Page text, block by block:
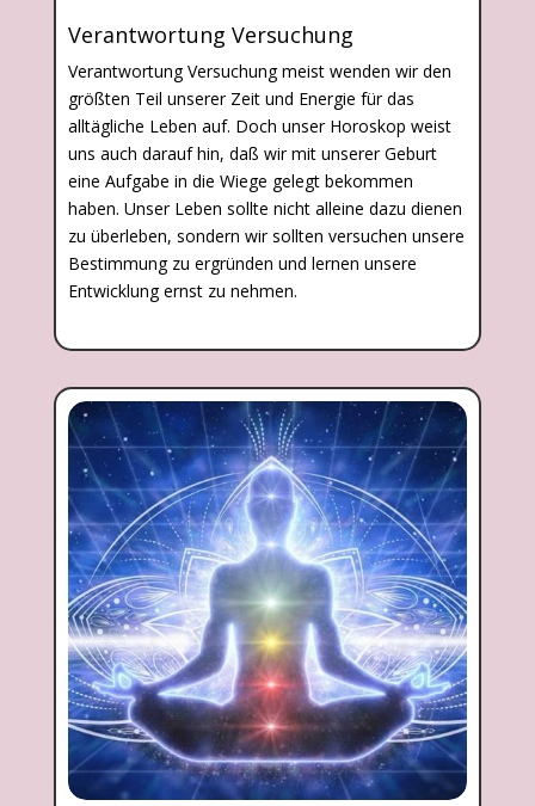
Verantwortung Versuchung
Verantwortung Versuchung meist wenden wir den
größten Teil unserer Zeit und Energie für das
alltägliche Leben auf. Doch unser Horoskop weist
uns auch darauf hin, daß wir mit unserer Geburt
eine Aufgabe in die Wiege gelegt bekommen
haben. Unser Leben sollte nicht alleine dazu dienen
zu überleben, sondern wir sollten versuchen unsere
Bestimmung zu ergründen und lernen unsere
Entwicklung ernst zu nehmen.